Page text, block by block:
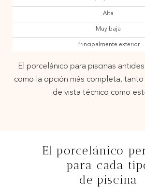
Alta
Muy baja
Principalmente exterior
El porcelánico para piscinas
como la opción más completa,
de vista técnico como
El porcelánico
para cada
de piscina